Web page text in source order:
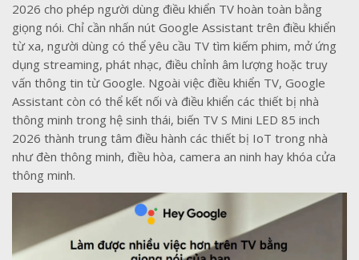
2026 cho phép người dùng điều khiển TV hoàn toàn bằng
giọng nói. Chỉ cần nhấn nút Google Assistant trên điều khiển
từ xa, người dùng có thể yêu cầu TV tìm kiếm phim, mở ứng
dụng streaming, phát nhạc, điều chỉnh âm lượng hoặc truy
vấn thông tin từ Google. Ngoài việc điều khiển TV, Google
Assistant còn có thể kết nối và điều khiển các thiết bị nhà
thông minh trong hệ sinh thái, biến TV S Mini LED 85 inch
2026 thành trung tâm điều hành các thiết bị IoT trong nhà
như đèn thông minh, điều hòa, camera an ninh hay khóa cửa
thông minh.